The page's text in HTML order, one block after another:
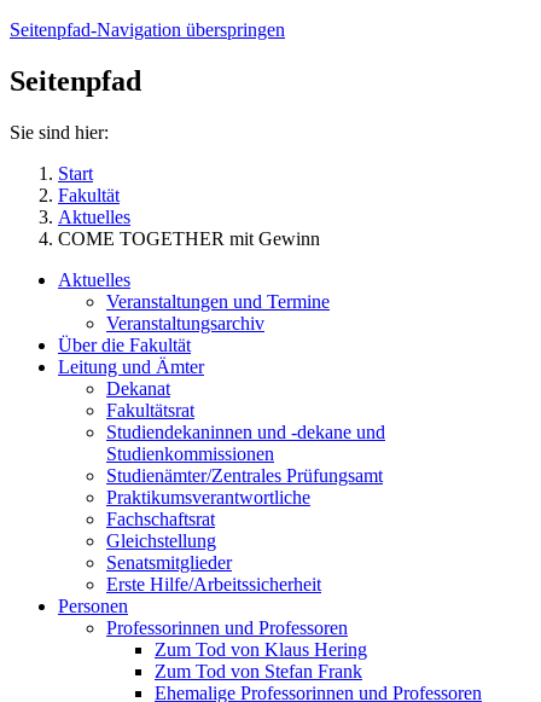
Seitenpfad-Navigation überspringen
Seitenpfad
Sie sind hier:
Start
Fakultät
Aktuelles
COME TOGETHER mit Gewinn
Aktuelles
Veranstaltungen und Termine
Veranstaltungsarchiv
Über die Fakultät
Leitung und Ämter
Dekanat
Fakultätsrat
Studiendekaninnen und -dekane und
Studienkommissionen
Studienämter/Zentrales Prüfungsamt
Praktikumsverantwortliche
Fachschaftsrat
Gleichstellung
Senatsmitglieder
Erste Hilfe/Arbeitssicherheit
Personen
Professorinnen und Professoren
Zum Tod von Klaus Hering
Zum Tod von Stefan Frank
Ehemalige Professorinnen und Professoren